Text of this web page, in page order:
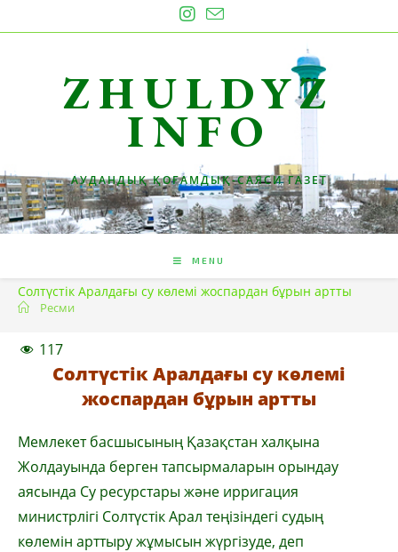
to
ZHULDYZ
INFO
АУДАНДЫҚ ҚОҒАМДЫҚ-САЯСИ ГАЗЕТ
MENU
Солтүстік Аралдағы су көлемі жоспардан бұрын артты
Ресми
117
Солтүстік Аралдағы су көлемі
жоспардан бұрын артты
Мемлекет басшысының Қазақстан халқына
Жолдауында берген тапсырмаларын орындау
аясында Су ресурстары және ирригация
министрлігі Солтүстік Арал теңізіндегі судың
көлемін арттыру жұмысын жүргізуде, деп